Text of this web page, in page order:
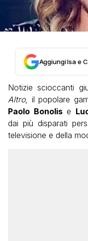
Aggiungi Isa e
Notizie scioccanti
Altro, il popolare
Paolo Bonolise
dai più disparati
televisione e della